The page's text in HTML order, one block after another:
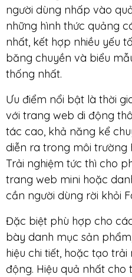
người dùng nhấp vào
những hình thức quảng
nhất, kết hợp nhiều yếu
băng chuyền và biểu
thống nhất.
Ưu điểm nổi bật là thời
với trang web di động
tác cao, khả năng kể
diễn ra trong môi trường
Trải nghiệm tức thì cho
trang web mini hoặc
cần người dùng rời khỏi
Đặc biệt phù hợp cho
bày danh mục sản
hiệu chi tiết, hoặc tạo
động. Hiệu quả nhất cho